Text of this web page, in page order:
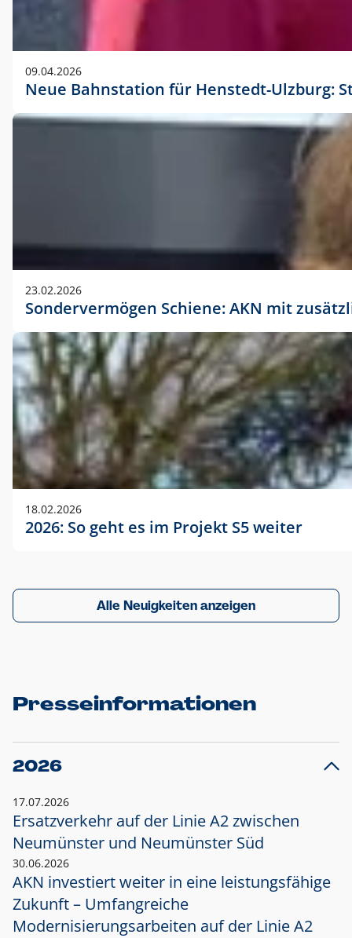
09.04.2026
Neue Bahnstation für Henstedt-Ulzburg:
23.02.2026
Sondervermögen Schiene: AKN mit
18.02.2026
2026: So geht es im Projekt S5 weiter
Alle Neuigkeiten anzeigen
Presseinformationen
2026
17.07.2026
Ersatzverkehr auf der Linie A2 zwischen
Neumünster und Neumünster Süd
30.06.2026
AKN investiert weiter in eine leistungsfähige
Zukunft – Umfangreiche
Modernisierungsarbeiten auf der Linie A2